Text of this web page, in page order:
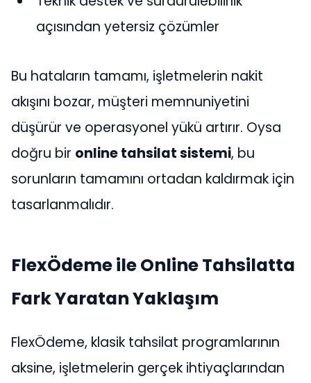
açısından yetersiz çözümler
Bu hataların tamamı, işletmelerin nakit
akışını bozar, müşteri memnuniyetini
düşürür ve operasyonel yükü artırır. Oysa
doğru bir online tahsilat sistemi, bu
sorunların tamamını ortadan kaldırmak için
tasarlanmalıdır.
FlexÖdeme ile Online Tahsilatta
Fark Yaratan Yaklaşım
FlexÖdeme, klasik tahsilat programlarının
aksine, işletmelerin gerçek ihtiyaçlarından